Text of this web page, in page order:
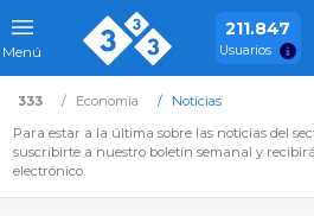
Menú
211.847
Usuarios
333 Economía
Noticias
Para estar a la última sobre las noticias del
suscribirte a nuestro boletín semanal y
electrónico.